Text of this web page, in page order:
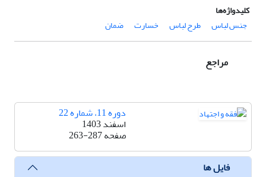
کلیدواژه‌ها
جنس‌ لباس
طرح‌ لباس خسارت ضمان
مراجع
دوره 11، شماره 22
اسفند 1403
صفحه263-287
فایل ها